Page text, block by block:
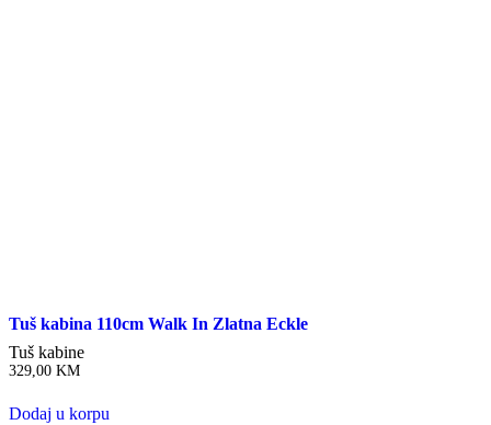
Tuš kabina 110cm Walk In Zlatna Eckle
Tuš kabine
329,00 KM
Dodaj u korpu